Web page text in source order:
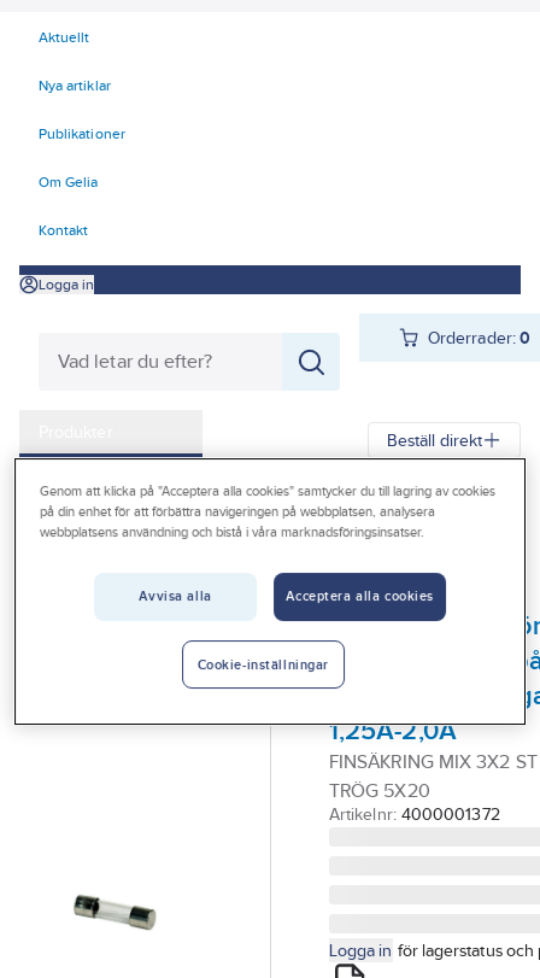
Aktuellt
Nya artiklar
Publikationer
Om Gelia
Kontakt
Logga in
Orderrader:0
Outlet
Beställ direkt
Gelia Produkter Gelia El
Centraler och säkringar
Säkringsmateriel
GELIA
Finsäkring/
trög, 5x20 mm,
blandade
1,25A-2,0A
FINSÄKRING MIX 3X2
TRÖG 5X20
Artikelnr: 4000001372
Logga in för lagerstatus och
Genom att klicka på "Acceptera alla cookies" samtycker du till lagring av cookies
på din enhet för att förbättra navigeringen på webbplatsen, analysera
webbplatsens användning och bistå i våra marknadsföringsinsatser.
Avvisa alla Acceptera alla cookies
Cookie-inställningar